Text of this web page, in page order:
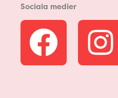
Sociala medier
F
a
I
n